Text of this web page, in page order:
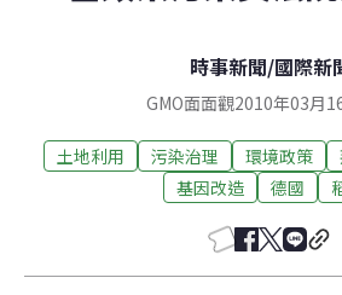
時事新聞/國際新
GMO面面觀2010年03月
土地利用 污染治理 環境政策
基因改造
德國